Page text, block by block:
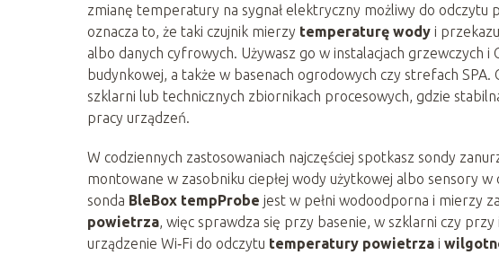
zmianę temperatury na sygnał elektryczny możliwy do
oznacza to, że taki czujnik mierzy temperaturę wody i
albo danych cyfrowych. Używasz go w instalacjach grzewczych
budynkowej, a także w basenach ogrodowych czy strefach
szklarni lub technicznych zbiornikach procesowych, gdzie
pracy urządzeń.
W codziennych zastosowaniach najczęściej spotkasz sondy
montowane w zasobniku ciepłej wody użytkowej albo sensory
sonda BleBox tempProbe jest w pełni wodoodporna i mierzy
powietrza, więc sprawdza się przy basenie, w szklarni czy przy
urządzenie Wi‑Fi do odczytu temperatury powietrza i